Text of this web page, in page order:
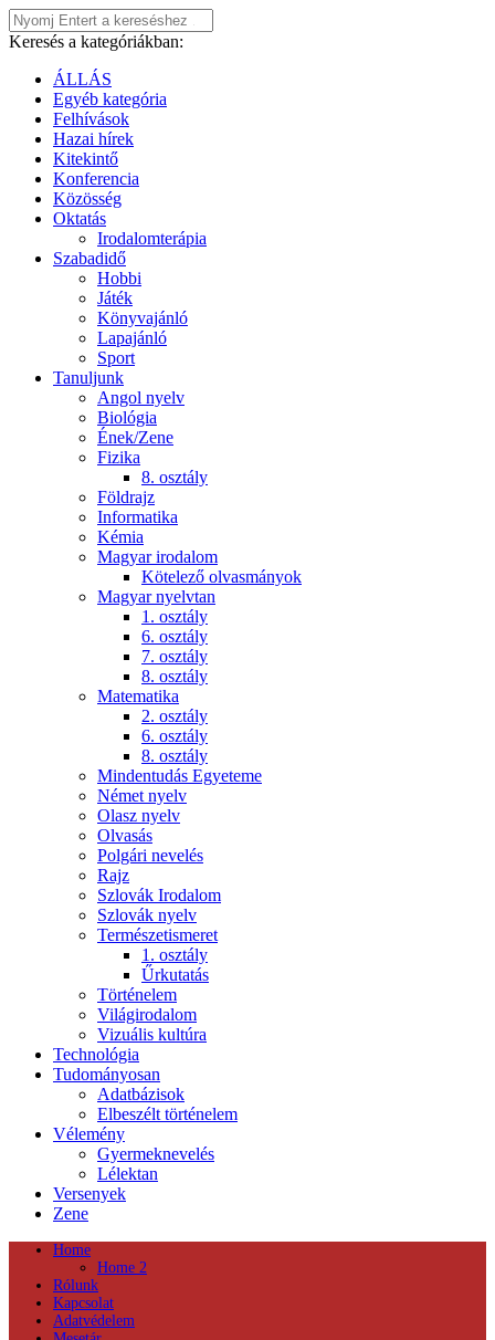
Keresés a kategóriákban:
ÁLLÁS
Egyéb kategória
Felhívások
Hazai hírek
Kitekintő
Konferencia
Közösség
Oktatás
Irodalomterápia
Szabadidő
Hobbi
Játék
Könyvajánló
Lapajánló
Sport
Tanuljunk
Angol nyelv
Biológia
Ének/Zene
Fizika
8. osztály
Földrajz
Informatika
Kémia
Magyar irodalom
Kötelező olvasmányok
Magyar nyelvtan
1. osztály
6. osztály
7. osztály
8. osztály
Matematika
2. osztály
6. osztály
8. osztály
Mindentudás Egyeteme
Német nyelv
Olasz nyelv
Olvasás
Polgári nevelés
Rajz
Szlovák Irodalom
Szlovák nyelv
Természetismeret
1. osztály
Űrkutatás
Történelem
Világirodalom
Vizuális kultúra
Technológia
Tudományosan
Adatbázisok
Elbeszélt történelem
Vélemény
Gyermeknevelés
Lélektan
Versenyek
Zene
Home
Home 2
Rólunk
Kapcsolat
Adatvédelem